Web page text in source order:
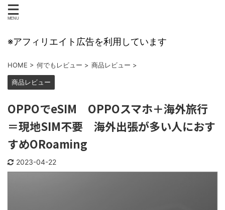
※アフィリエイト広告を利用しています
HOME > 何でもレビュー > 商品レビュー >
商品レビュー
OPPOでeSIM OPPOスマホ＋海外旅行
＝現地SIM不要 海外出張が多い人におす
すめORoaming
2023-04-22